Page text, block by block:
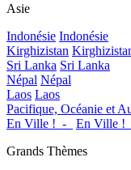
Asie
Indonésie Indonésie
Kirghizistan
Sri Lanka Sri Lanka
Népal Népal
Laos Laos
Pacifique, Océanie et
En Ville !_-_
En Ville
Grands Thèmes